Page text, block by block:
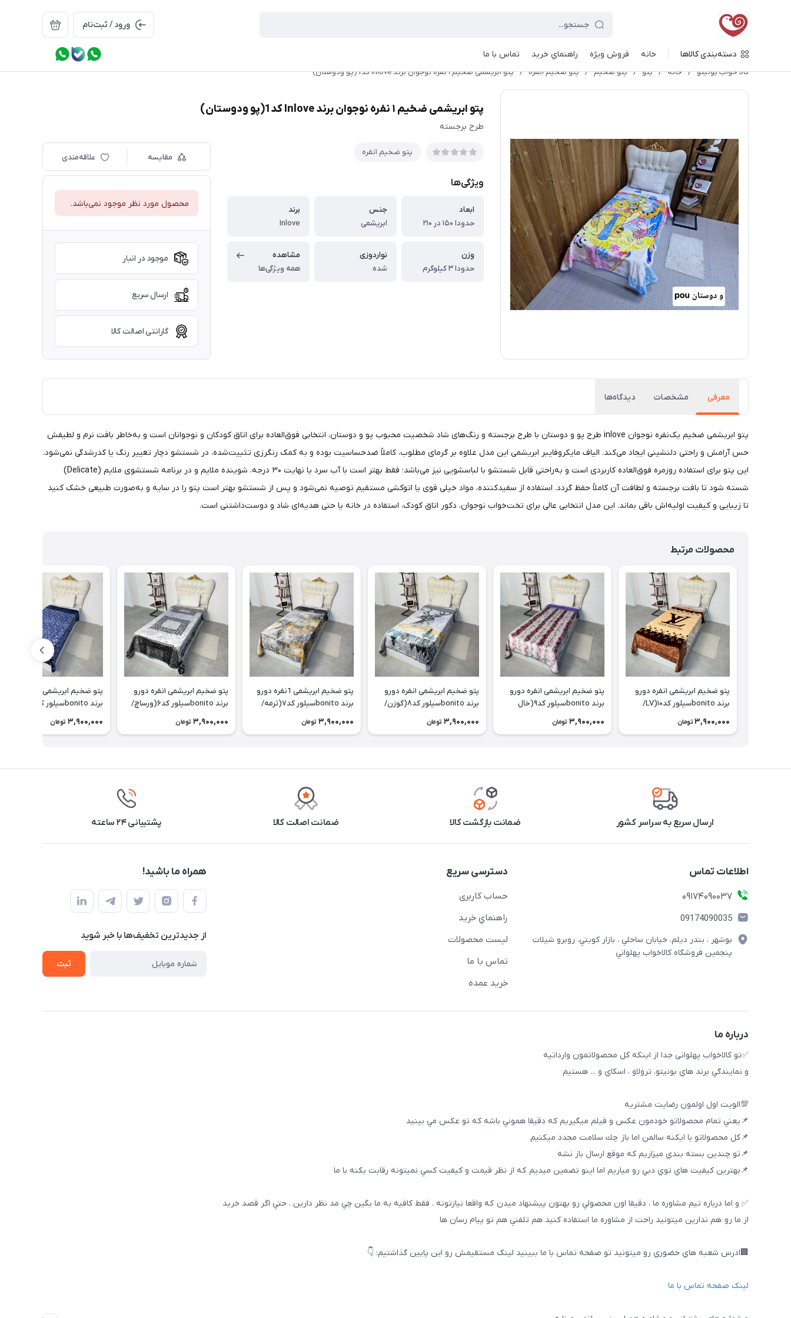
ورود / ثبت‌نام
دسته‌بندی کالاها خانه فروش ویژه راهنماي خريد تماس با ما
کالا خواب بونیتو / خانه / پتو / پتو ضخیم / پتو ضخیم ١نفره / پتو ابریشمی ضخیم ۱ نفره نوجوان برند Inlove کد1(پو ودوستان)
پتو ابریشمی ضخیم ۱ نفره نوجوان برند Inlove کد1(پو ودوستان)
طرح برجسته
پتو ضخیم ١نفره
ویژگی‌ها
ابعاد
حدودا ۱۵۰ در ۲۱۰
جنس
ابریشمی
برند
Inlove
وزن
حدودا ۳ کیلوگرم
نواردوزی
شده
مشاهده
همه ویژگی‌ها
مقایسه علاقه‌مندی
محصول مورد نظر موجود نمی‌باشد.
موجود در انبار
ارسال سریع
گارانتی اصالت کالا
معرفی مشخصات دیدگاه‌ها
پتو ابریشمی ضخیم یک‌نفره نوجوان inlove طرح پو و دوستان با طرح برجسته‌ و رنگ‌های شاد شخصیت محبوب پو و دوستان، انتخابی فوق‌العاده برای اتاق کودکان و نوجوانان است و به‌خاطر بافت نرم و لطیفش
حس آرامش و راحتی دلنشینی ایجاد می‌کند. الیاف مایکروفایبر ابریشمی این مدل علاوه بر گرمای مطلوب، کاملاً ضدحساسیت بوده و به کمک رنگرزی تثبیت‌شده، در شستشو دچار تغییر رنگ یا کدرشدگی نمی‌شود.
این پتو برای استفاده روزمره فوق‌العاده کاربردی است و به‌راحتی قابل شستشو با لباسشویی نیز می‌باشد؛ فقط بهتر است با آب سرد یا نهایت ۳۰ درجه، شوینده ملایم و در برنامه شستشوی ملایم (Delicate)
شسته شود تا بافت برجسته و لطافت آن کاملاً حفظ گردد. استفاده از سفیدکننده، مواد خیلی قوی یا اتوکشی مستقیم توصیه نمی‌شود و پس از شستشو بهتر است پتو را در سایه و به‌صورت طبیعی خشک کنید
تا زیبایی و کیفیت اولیه‌اش باقی بماند. این مدل انتخابی عالی برای تخت‌خواب نوجوان، دکور اتاق کودک، استفاده در خانه یا حتی هدیه‌ای شاد و دوست‌داشتنی است.
محصولات مرتبط
پتو ضخیم ابریشمی ۱نفره دورو
برند bonitoسیلور کد۱۰(LV/
3,900,000 تومان
پتو ضخیم ابریشمی ۱نفره دورو
برند bonitoسیلور کد۹(خال
3,900,000 تومان
پتو ضخیم ابریشمی ۱نفره دورو
برند bonitoسیلور کد۸(گوزن/
3,900,000 تومان
پتو ضخیم ابریشمی 1نفره دورو
برند bonitoسیلور کد۷(ترمه/
3,900,000 تومان
پتو ضخیم ابریشمی ۱نفره دورو
برند bonitoسیلور کد۶(ورساچ/
3,900,000 تومان 3,900,000 تومان
ارسال سریع به سراسر کشور ضمانت بازگشت کالا ضمانت اصالت کالا پشتیبانی ۲۴ ساعته
اطلاعات تماس
09174090037
09174090035
بوشهر ، بندر ديلم، خيابان ساحلي ، بازار كويتي، روبرو شيلات
پنجمين فروشگاه كالاخواب پهلواني
دسترسی سریع
حساب کاربری
راهنماي خريد
لیست محصولات
تماس با ما
خريد عمده
همراه ما باشید!
از جدید‌ترین تخفیف‌ها با‌ خبر شوید
ثبت
درباره ما
✅تو كالاخواب پهلوانى جدا از اينكه كل محصولاتمون وارداتيه
و نمايندگي برند هاي بونيتو، ترولاو ، اسكاي و ... هستيم
💯الويت اول اولمون رضايت مشتريه
📌يعني تمام محصولاتو خودمون عكس و فيلم ميگيريم كه دقيقا هموني باشه كه تو عكس مي بينيد
📌كل محصولاتو با ايكنه سالمن اما باز چك سلامت مجدد ميكنيم
📌تو چندين بسته بندي ميزاريم كه موقع ارسال باز نشه
📌بهترين كيفيت هاي توي دبي رو مياريم اما اينو تضمين ميديم كه از نظر قيمت و كيفيت كسي نميتونه رقابت بكنه با ما
✅ و اما درباره تيم مشاوره ما ، دقيقا اون محصولي رو بهتون پيشنهاد ميدن كه واقعا نيازتونه . فقط كافيه به ما بگين چي مد نظر دارين . حتي اگر قصد خريد
از ما رو هم ندارين ميتونيد راحت از مشاوره ما استفاده كنيد هم تلفني هم تو پيام رسان ها
🏢ادرس شعبه هاي حضوري رو ميتونيد تو صفحه تماس با ما ببینيد لینک مستقیمش رو این پایین گذاشتیم: 👇
لینک صفحه تماس با ما